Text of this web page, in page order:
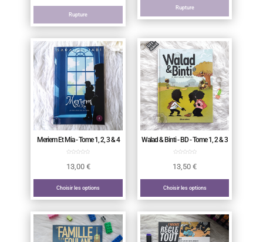
Rupture
Rupture
Meriem Et Mia - Tome 1, 2, 3 & 4
13,00 €
Choisir les options
Walad & Binti - BD - Tome 1, 2 & 3
13,50€
Choisir les options